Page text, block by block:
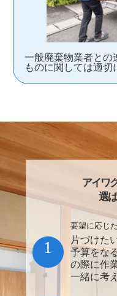
一般廃棄物業者との
ものに関しては適切
アイワ
選
要望に応じ
片づけた
予算をな
の際に作
一緒に考
1